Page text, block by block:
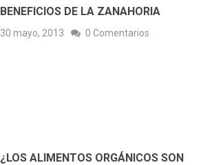
BENEFICIOS DE LA ZANAHORIA
30 mayo, 2013 0 Comentarios
¿LOS ALIMENTOS ORGÁNICOS SON